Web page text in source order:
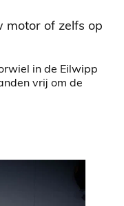
motor of zelfs op
in de Eilwipp
vrij om de